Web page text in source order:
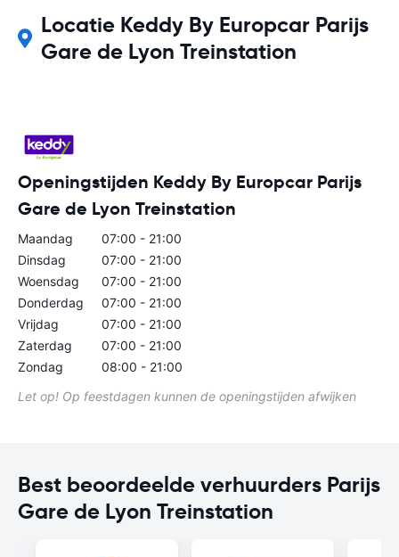
Locatie Keddy By Europcar Parijs
Gare de Lyon Treinstation
Openingstijden Keddy By Europcar Parijs
Gare de Lyon Treinstation
Maandag
07:00 - 21:00
Dinsdag
07:00 - 21:00
Woensdag
07:00 - 21:00
Donderdag
07:00 - 21:00
Vrijdag
07:00 - 21:00
Zaterdag
07:00 - 21:00
Zondag
08:00 - 21:00
Let op! Op feestdagen kunnen de openingstijden afwijken
Best beoordeelde verhuurders Parijs
Gare de Lyon Treinstation